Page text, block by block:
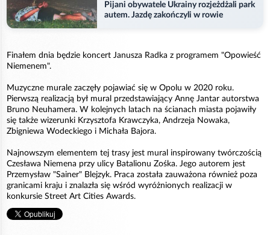
Pijani obywatele Ukrainy rozjeżdżali park
autem. Jazdę zakończyli w rowie
Finałem dnia będzie koncert Janusza Radka z programem "Opowieść
Niemenem".
Muzyczne murale zaczęły pojawiać się w Opolu w 2020 roku.
Pierwszą realizacją był mural przedstawiający Annę Jantar autorstwa
Bruno Neuhamera. W kolejnych latach na ścianach miasta pojawiły
się także wizerunki Krzysztofa Krawczyka, Andrzeja Nowaka,
Zbigniewa Wodeckiego i Michała Bajora.
Najnowszym elementem tej trasy jest mural inspirowany twórczością
Czesława Niemena przy ulicy Batalionu Zośka. Jego autorem jest
Przemysław "Sainer" Blejzyk. Praca została zauważona również poza
granicami kraju i znalazła się wśród wyróżnionych realizacji w
konkursie Street Art Cities Awards.